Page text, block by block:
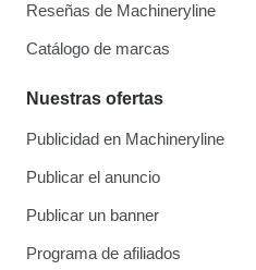
Reseñas de Machineryline
Catálogo de marcas
Nuestras ofertas
Publicidad en Machineryline
Publicar el anuncio
Publicar un banner
Programa de afiliados